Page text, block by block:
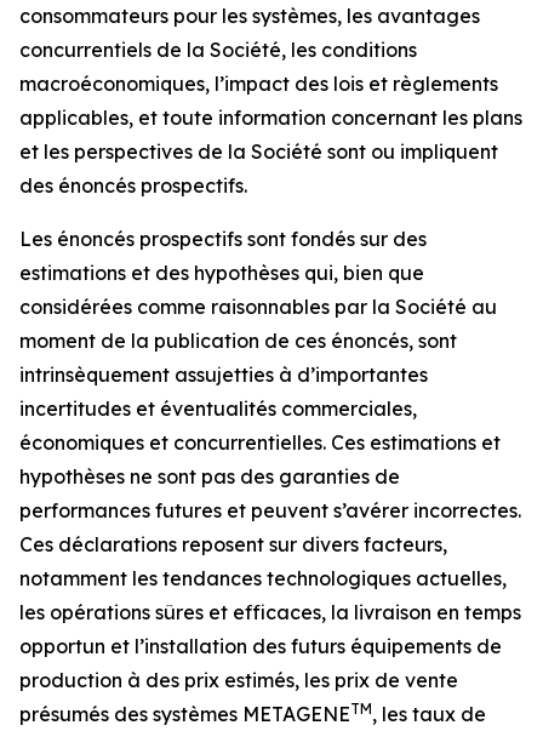
consommateurs pour les systèmes, les avantages
concurrentiels de la Société, les conditions
macroéconomiques, l’impact des lois et règlements
applicables, et toute information concernant les plans
et les perspectives de la Société sont ou impliquent
des énoncés prospectifs.
Les énoncés prospectifs sont fondés sur des
estimations et des hypothèses qui, bien que
considérées comme raisonnables par la Société au
moment de la publication de ces énoncés, sont
intrinsèquement assujetties à d’importantes
incertitudes et éventualités commerciales,
économiques et concurrentielles. Ces estimations et
hypothèses ne sont pas des garanties de
performances futures et peuvent s’avérer incorrectes.
Ces déclarations reposent sur divers facteurs,
notamment les tendances technologiques actuelles,
les opérations sûres et efficaces, la livraison en temps
opportun et l’installation des futurs équipements de
production à des prix estimés, les prix de vente
présumés des systèmes METAGENETM, les taux de